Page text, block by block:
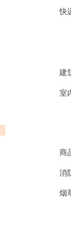
快
建
室
商
消
烟